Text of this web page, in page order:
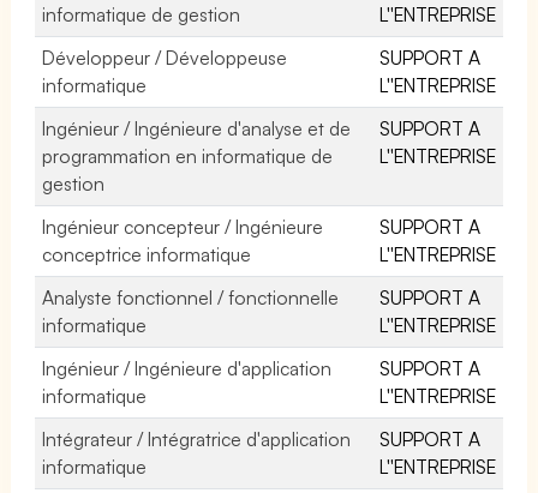
informatique de gestion
L''ENTREPRISE
Développeur / Développeuse
informatique
SUPPORT A
L''ENTREPRISE
Ingénieur / Ingénieure d'analyse et de
programmation en informatique de
gestion
SUPPORT A
L''ENTREPRISE
Ingénieur concepteur / Ingénieure
conceptrice informatique
SUPPORT A
L''ENTREPRISE
Analyste fonctionnel / fonctionnelle
informatique
SUPPORT A
L''ENTREPRISE
Ingénieur / Ingénieure d'application
informatique
SUPPORT A
L''ENTREPRISE
Intégrateur / Intégratrice d'application
informatique
SUPPORT A
L''ENTREPRISE